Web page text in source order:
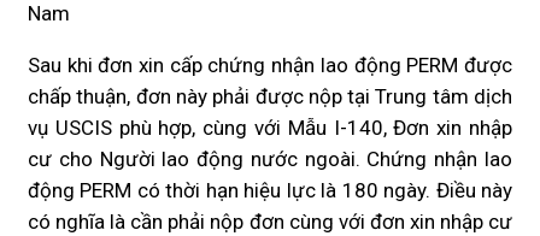
Nam
Sau khi đơn xin cấp chứng nhận lao động PERM được
chấp thuận, đơn này phải được nộp tại Trung tâm dịch
vụ USCIS phù hợp, cùng với Mẫu I-140, Đơn xin nhập
cư cho Người lao động nước ngoài. Chứng nhận lao
động PERM có thời hạn hiệu lực là 180 ngày. Điều này
có nghĩa là cần phải nộp đơn cùng với đơn xin nhập cư